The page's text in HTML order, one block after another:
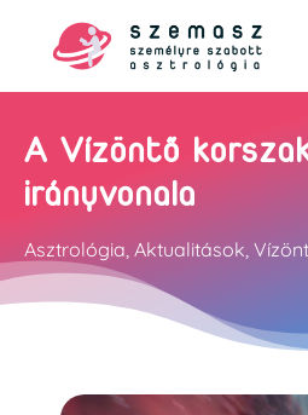
A Vízöntő
irányvonala
Asztrológia, Aktualitások,